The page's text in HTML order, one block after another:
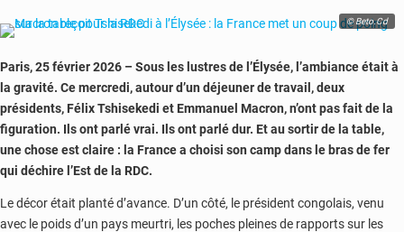
Unis
leurs
yeux
et
leurs
oreilles
aux
FARDC
© Beto.Cd
Paris, 25 février 2026 – Sous les lustres de l’Élysée, l’ambiance était à
la gravité. Ce mercredi, autour d’un déjeuner de travail, deux
présidents, Félix Tshisekedi et Emmanuel Macron, n’ont pas fait de la
figuration. Ils ont parlé vrai. Ils ont parlé dur. Et au sortir de la table,
une chose est claire : la France a choisi son camp dans le bras de fer
qui déchire l’Est de la RDC.
Le décor était planté d’avance. D’un côté, le président congolais, venu
avec le poids d’un pays meurtri, les poches pleines de rapports sur les